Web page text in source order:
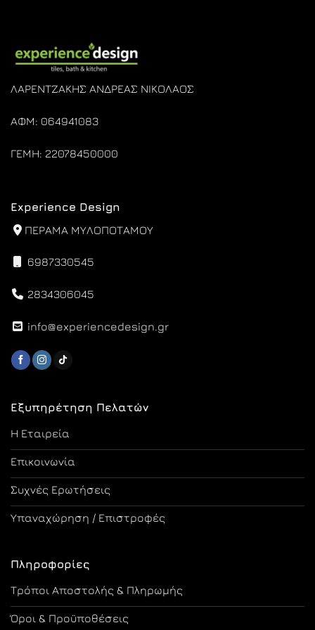
ΛΑΡΕΝΤΖΑΚΗΣ ΑΝΔΡΕΑΣ ΝΙΚΟΛΑΟΣ
ΑΦΜ: 064941083
ΓΕΜΗ: 22078450000
Εξυπηρέτηση Πελατών
Η Εταιρεία
Επικοινωνία
Συχνές Ερωτήσεις
Υπαναχώρηση / Επιστροφές
Πληροφορίες
Τρόποι Αποστολής & Πληρωμής
Όροι & Προϋποθέσεις
Experience Design
ΠΕΡΑΜΑ ΜΥΛΟΠΟΤΑΜΟΥ
6987330545
2834306045
info@experiencedesign.gr